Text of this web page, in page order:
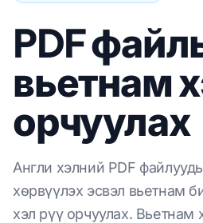
PDF
вьетнам
орчуулах
Англи хэлний PDF
хөрвүүлэх эсвэл вьетнам
хэл рүү орчуулах. Вьетнам